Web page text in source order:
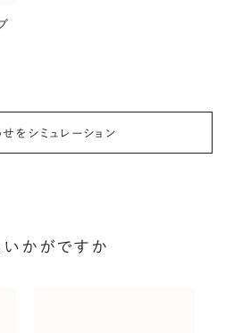
をシミュレーション
いかがですか